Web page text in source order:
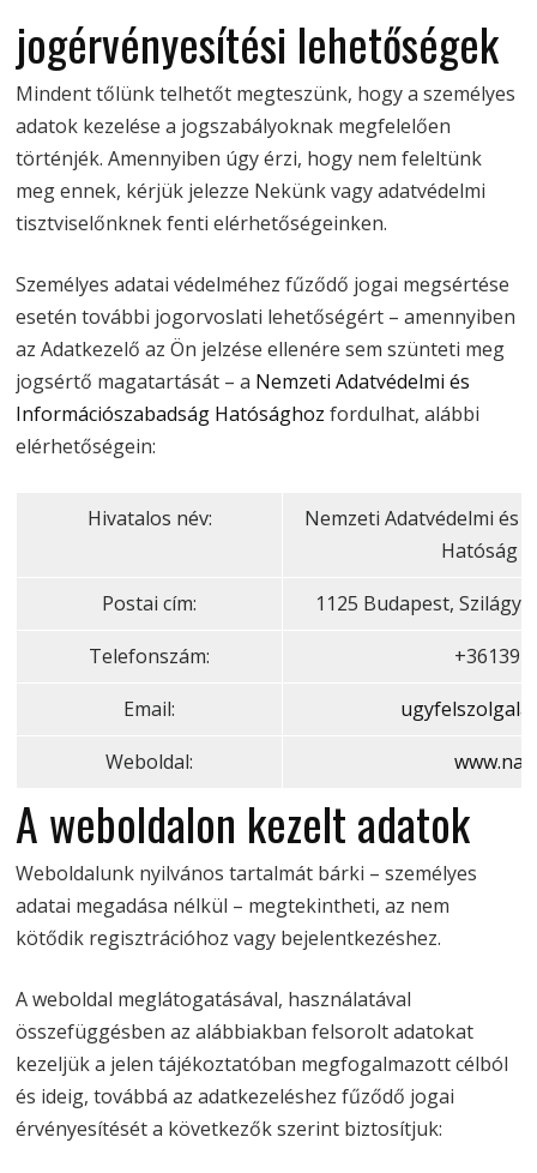
jogérvényesítési lehetőségek
Mindent tőlünk telhetőt megteszünk, hogy a személyes
adatok kezelése a jogszabályoknak megfelelően
történjék. Amennyiben úgy érzi, hogy nem feleltünk
meg ennek, kérjük jelezze Nekünk vagy adatvédelmi
tisztviselőnknek fenti elérhetőségeinken.
Személyes adatai védelméhez fűződő jogai megsértése
esetén további jogorvoslati lehetőségért – amennyiben
az Adatkezelő az Ön jelzése ellenére sem szünteti meg
jogsértő magatartását – a Nemzeti Adatvédelmi és
Információszabadság Hatósághoz fordulhat, alábbi
elérhetőségein:
Hivatalos név:
Nemzeti Adatvédelmi és
Hatóság
Postai cím:
1125 Budapest, Szilágyi
Telefonszám:
Email:
Weboldal:
A weboldalon kezelt adatok
Weboldalunk nyilvános tartalmát bárki – személyes
adatai megadása nélkül – megtekintheti, az nem
kötődik regisztrációhoz vagy bejelentkezéshez.
A weboldal meglátogatásával, használatával
összefüggésben az alábbiakban felsorolt adatokat
kezeljük a jelen tájékoztatóban megfogalmazott célból
és ideig, továbbá az adatkezeléshez fűződő jogai
érvényesítését a következők szerint biztosítjuk: